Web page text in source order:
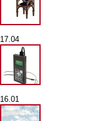
17.04
16.01